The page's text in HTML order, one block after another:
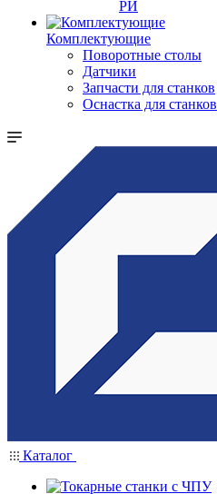
РИ
Комплектующие
Поворотные столы
Датчики
Запчасти для станков
Оснастка для станков
Каталог